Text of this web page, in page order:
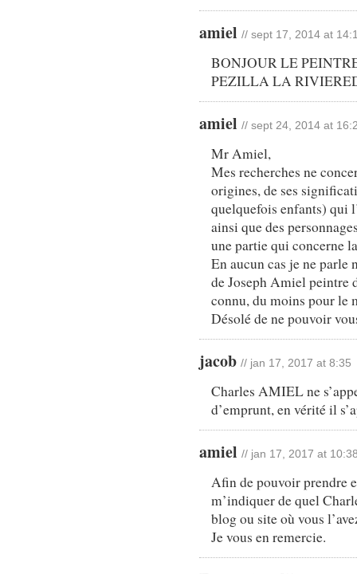
amiel // sept 17, 2014 at
BONJOUR LE
PEZILLA LA
amiel // sept 24, 2014 at
Mr Amiel,
Mes recherches ne
origines, de ses
quelquefois enfants) qui
ainsi que des
une partie qui concerne
En aucun cas je ne parle
de Joseph Amiel peintre
connu, du moins pour le
Désolé de ne pouvoir
jacob // jan 17, 2017 at 8:35
Charles AMIEL ne
d’emprunt, en vérité il
amiel // jan 17, 2017 at
Afin de pouvoir prendre
m’indiquer de quel
blog ou site où vous
Je vous en remercie.